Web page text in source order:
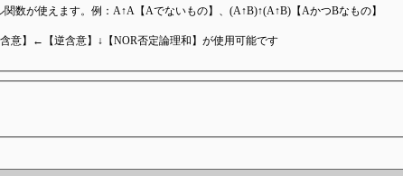
数が使えます。例：A↑A【Aでないもの】、(A↑B)↑(A↑B)【AかつBなもの】
意】←【逆含意】↓【NOR否定論理和】が使用可能です